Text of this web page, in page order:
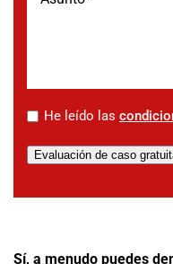
* He leído las
Evaluación de caso
Sí, a menudo puedes